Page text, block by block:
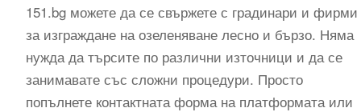
151.bg можете да се свържете с градинари и фирми
за изграждане на озеленяване лесно и бързо. Няма
нужда да търсите по различни източници и да се
занимавате със сложни процедури. Просто
попълнете контактната форма на платформата или